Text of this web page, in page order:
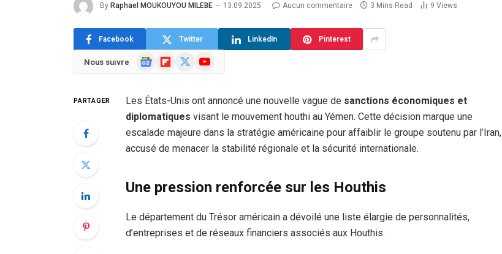
By Raphael MOUKOUYOU MILEBE 13.09.2025 Aucun commentaire 3 Mins Read 9 Views
Facebook Twitter LinkedIn Pinterest
Nous suivre
GoogleFlipboard YouTube
PARTAGER Les États-Unis ont annoncé une nouvelle vague de sanctions économiques et
diplomatiques visant le mouvement houthi au Yémen. Cette décision marque une
escalade majeure dans la stratégie américaine pour affaiblir le groupe soutenu par l’Iran,
accusé de menacer la stabilité régionale et la sécurité internationale.
Une pression renforcée sur les Houthis
Le département du Trésor américain a dévoilé une liste élargie de personnalités,
d’entreprises et de réseaux financiers associés aux Houthis.